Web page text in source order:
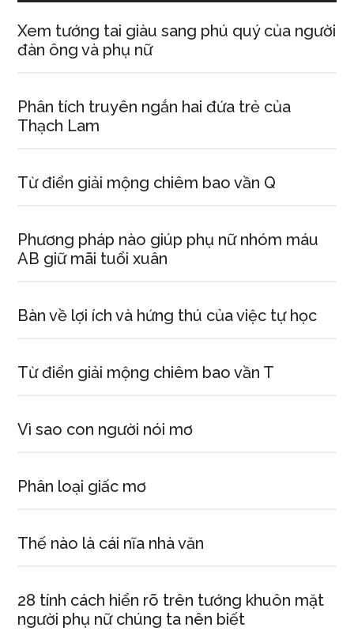
Xem tướng tai giàu sang phú quý của người
đàn ông và phụ nữ
Phân tích truyên ngắn hai đứa trẻ của
Thạch Lam
Từ điển giải mộng chiêm bao vần Q
Phương pháp nào giúp phụ nữ nhóm máu
AB giữ mãi tuổi xuân
Bàn về lợi ích và hứng thú của việc tự học
Từ điển giải mộng chiêm bao vần T
Vì sao con người nói mơ
Phân loại giấc mơ
Thế nào là cái nĩa nhà văn
28 tính cách hiển rõ trên tướng khuôn mặt
người phụ nữ chúng ta nên biết